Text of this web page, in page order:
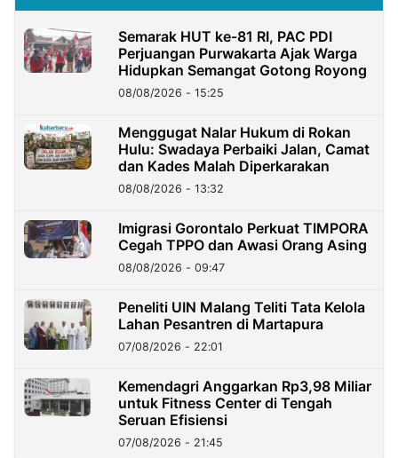
Semarak HUT ke-81 RI, PAC PDI
Perjuangan Purwakarta Ajak Warga
Hidupkan Semangat Gotong Royong
08/08/2026 - 15:25
Menggugat Nalar Hukum di Rokan
Hulu: Swadaya Perbaiki Jalan, Camat
dan Kades Malah Diperkarakan
08/08/2026 - 13:32
Imigrasi Gorontalo Perkuat TIMPORA
Cegah TPPO dan Awasi Orang Asing
08/08/2026 - 09:47
Peneliti UIN Malang Teliti Tata Kelola
Lahan Pesantren di Martapura
07/08/2026 - 22:01
Kemendagri Anggarkan Rp3,98 Miliar
untuk Fitness Center di Tengah
Seruan Efisiensi
07/08/2026 - 21:45